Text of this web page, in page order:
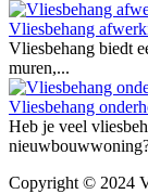
Vliesbehang
Vliesbehang biedt
muren,...
Vliesbehang
Heb je veel
Copyright © 2024